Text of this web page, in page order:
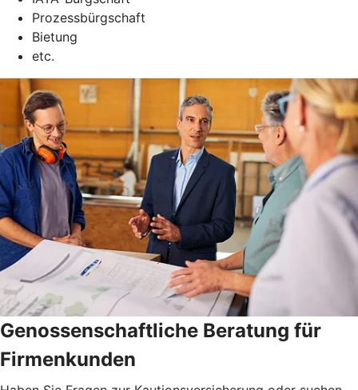
Prozessbürgschaft
Bietung
etc.
Genossenschaftliche Beratung für
Firmenkunden